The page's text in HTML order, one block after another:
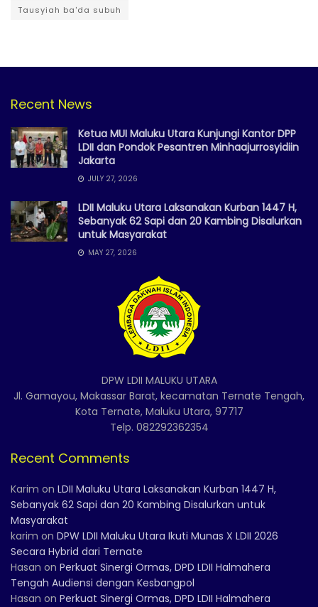
Tausyiah ba'da subuh
Recent News
Ketua MUI Maluku Utara Kunjungi Kantor DPP
LDII dan Pondok Pesantren Minhaajurrosyidiin
Jakarta
JULY 27, 2026
LDII Maluku Utara Laksanakan Kurban 1447 H,
Sebanyak 62 Sapi dan 20 Kambing Disalurkan
untuk Masyarakat
MAY 27, 2026
DPW LDII MALUKU UTARA
Jl. Gamayou, Makassar Barat, kecamatan Ternate Tengah,
Kota Ternate, Maluku Utara, 97717
Telp. 082292362354
Recent Comments
Karim on LDII Maluku Utara Laksanakan Kurban 1447 H,
Sebanyak 62 Sapi dan 20 Kambing Disalurkan untuk
Masyarakat
karim on DPW LDII Maluku Utara Ikuti Munas X LDII 2026
Secara Hybrid dari Ternate
Hasan on Perkuat Sinergi Ormas, DPD LDII Halmahera
Tengah Audiensi dengan Kesbangpol
Hasan on Perkuat Sinergi Ormas, DPD LDII Halmahera